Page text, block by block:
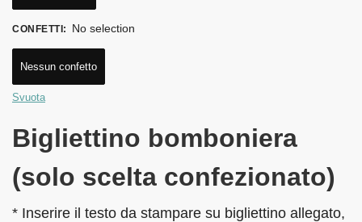
CONFETTI: No selection
Nessun confetto
Svuota
Bigliettino bomboniera
(solo scelta confezionato)
* Inserire il testo da stampare su bigliettino allegato,